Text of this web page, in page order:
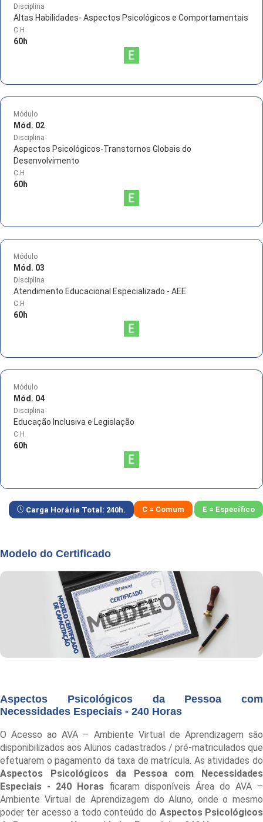
Disciplina
Altas Habilidades- Aspectos Psicológicos e Comportamentais
C.H
60h
Módulo
Mód. 02
Disciplina
Aspectos Psicológicos-Transtornos Globais do
Desenvolvimento
C.H
60h
Módulo
Mód. 03
Disciplina
Atendimento Educacional Especializado - AEE
C.H
60h
Módulo
Mód. 04
Disciplina
Educação Inclusiva e Legislação
C.H
60h
Carga Horária Total: 240h. C = Comum E = Específico
Modelo do Certificado
Aspectos Psicológicos da Pessoa com
Necessidades Especiais - 240 Horas
O Acesso ao AVA – Ambiente Virtual de Aprendizagem são
disponibilizados aos Alunos cadastrados / pré-matriculados que
efetuarem o pagamento da taxa de matrícula. As atividades do
Aspectos Psicológicos da Pessoa com Necessidades
Especiais - 240 Horasficaram disponíveis Área do AVA –
Ambiente Virtual de Aprendizagem do Aluno, onde o mesmo
poder ter acesso a todo conteúdo do Aspectos Psicológicos